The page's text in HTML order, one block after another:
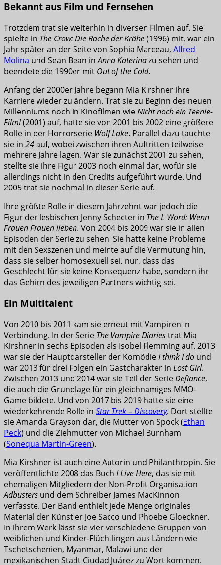
Bekannt aus Film und Fernsehen
Trotzdem trat sie weiterhin in diversen Filmen auf. Sie
spielte in The Crow: Die Rache der Krähe(1996) mit, war ein
Jahr später an der Seite von Sophia Marceau, Alfred
Molina und Sean Bean inAnna Katerinazu sehen und
beendete die 1990er mit Out of the Cold.
Anfang der 2000er Jahre begann Mia Kirshner ihre
Karriere wieder zu ändern. Trat sie zu Beginn des neuen
Millenniums noch in Kinofilmen wieNicht noch ein Teenie-
Film!(2001) auf, hatte sie von 2001 bis 2002 eine größere
Rolle in der Horrorserie Wolf Lake. Parallel dazu tauchte
sie in 24auf, wobei zwischen ihren Auftritten teilweise
mehrere Jahre lagen. War sie zunächst 2001 zu sehen,
stellte sie ihre Figur 2003 noch einmal dar, wofür sie
allerdings nicht in den Credits aufgeführt wurde. Und
2005 trat sie nochmal in dieser Serie auf.
Ihre größte Rolle in diesem Jahrzehnt war jedoch die
Figur der lesbischen Jenny Schecter in The L Word: Wenn
Frauen Frauen lieben. Von 2004 bis 2009 war sie in allen
Episoden der Serie zu sehen. Sie hatte keine Probleme
mit den Sexszenen und meinte auf die Vermutung hin,
dass sie selber homosexuell sei, nur, dass das
Geschlecht für sie keine Konsequenz habe, sondern ihr
das Gehirn des jeweiligen Partners wichtig sei.
Ein Multitalent
Von 2010 bis 2011 kam sie erneut mit Vampiren in
Verbindung. In der Serie The Vampire Diariestrat Mia
Kirshner in sechs Episoden als Isobel Flemming auf. 2013
war sie der Hauptdarsteller der KomödieI think I do und
war 2013 für drei Folgen ein Gastcharakter in Lost Girl.
Zwischen 2013 und 2014 war sie Teil der SerieDefiance,
die auch die Grundlage für ein gleichnamiges MMO-
Game bildete. Und von 2017 bis 2019 hatte sie eine
wiederkehrende Rolle in Star Trek – Discovery. Dort stellte
sie Amanda Grayson dar, die Mutter von Spock (Ethan
Peck) und die Ziehmutter von Michael Burnham
(Sonequa Martin-Green).
Mia Kirshner ist auch eine Autorin und Philanthropin. Sie
veröffentlichte 2008 das Buch I Live Here, das sie mit
ehemaligen Mitgliedern der Non-Profit Organisation
Adbusters und dem Schreiber James MacKinnon
verfasste. Der Band enthielt jede Menge originales
Material der Künstler Joe Sacco und Phoebe Gloeckner.
In ihrem Werk lässt sie vier verschiedene Gruppen von
weiblichen und Kinder-Flüchtlingen aus Ländern wie
Tschetschenien, Myanmar, Malawi und der
mexikanischen Stadt Ciudad Juárez zu Wort kommen.